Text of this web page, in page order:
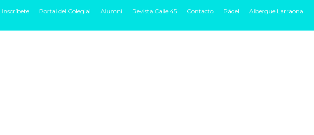
Inscríbete Portal del Colegial Alumni Revista Calle 45 Contacto Pádel Albergue Larraona